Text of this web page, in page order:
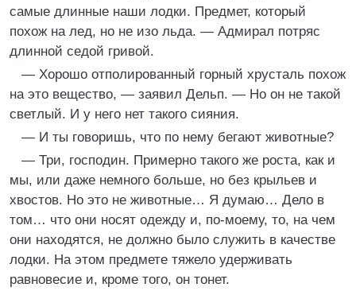
самые длинные наши лодки. Предмет, который
похож на лед, но не изо льда. — Адмирал потряс
длинной седой гривой.
— Хорошо отполированный горный хрусталь похож
на это вещество, — заявил Дельп. — Но он не такой
светлый. И у него нет такого сияния.
— И ты говоришь, что по нему бегают животные?
— Три, господин. Примерно такого же роста, как и
мы, или даже немного больше, но без крыльев и
хвостов. Но это не животные… Я думаю… Дело в
том… что они носят одежду и, по-моему, то, на чем
они находятся, не должно было служить в качестве
лодки. На этом предмете тяжело удерживать
равновесие и, кроме того, он тонет.